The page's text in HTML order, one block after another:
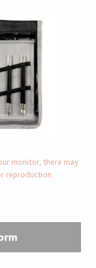
monitor, there may
reproduction